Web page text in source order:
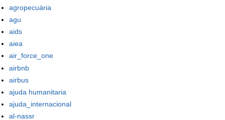
agropecuária
agu
aids
aiea
air_force_one
airbnb
airbus
ajuda humanitaria
ajuda_internacional
al-nassr